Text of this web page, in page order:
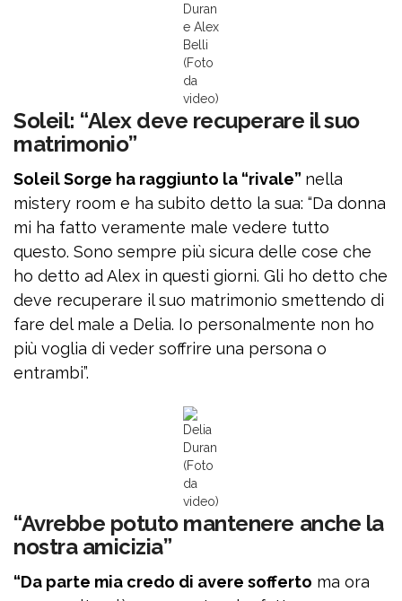
Duran
e Alex
Belli
(Foto
da
video)
Soleil: “Alex deve recuperare il suo
matrimonio”
Soleil Sorge ha raggiunto la “rivale” nella
mistery room e ha subito detto la sua: “Da donna
mi ha fatto veramente male vedere tutto
questo. Sono sempre più sicura delle cose che
ho detto ad Alex in questi giorni. Gli ho detto che
deve recuperare il suo matrimonio smettendo di
fare del male a Delia. Io personalmente non ho
più voglia di veder soffrire una persona o
entrambi”.
Delia
Duran
(Foto
da
video)
“Avrebbe potuto mantenere anche la
nostra amicizia”
“Da parte mia credo di avere sofferto ma ora